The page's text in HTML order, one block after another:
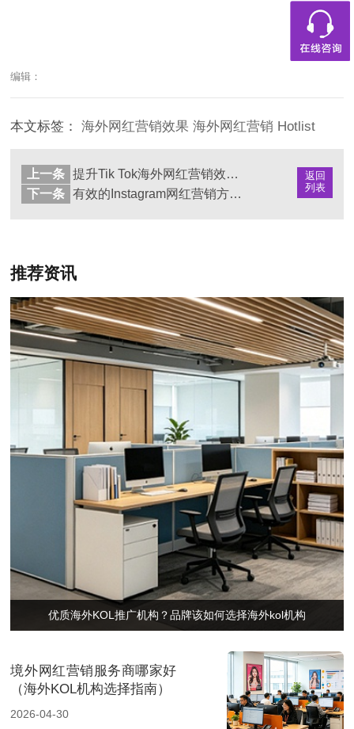
编辑：
本文标签：海外网红营销效果海外网红营销 Hotlist
返回
列表
上一条
提升Tik Tok海外网红营销效果的三个黄金法则
下一条
有效的Instagram网红营销方案有哪些？
推荐资讯
优质海外KOL推广机构？品牌该如何选择海外kol机构
境外网红营销服务商哪家好
（海外KOL机构选择指南）
2026-04-30